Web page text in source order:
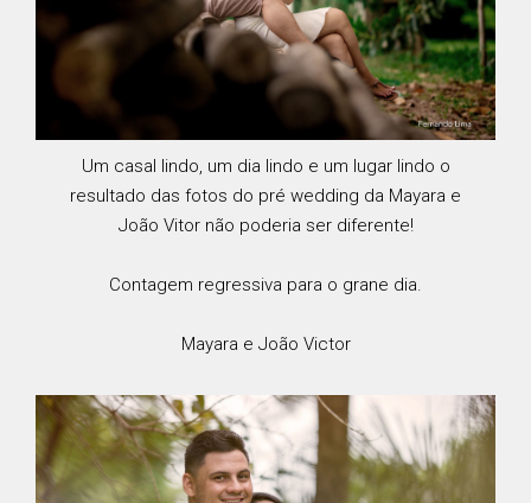
Um casal lindo, um dia lindo e um lugar lindo o
resultado das fotos do pré wedding da Mayara e
João Vitor não poderia ser diferente!
Contagem regressiva para o grane dia.
Mayara e João Victor